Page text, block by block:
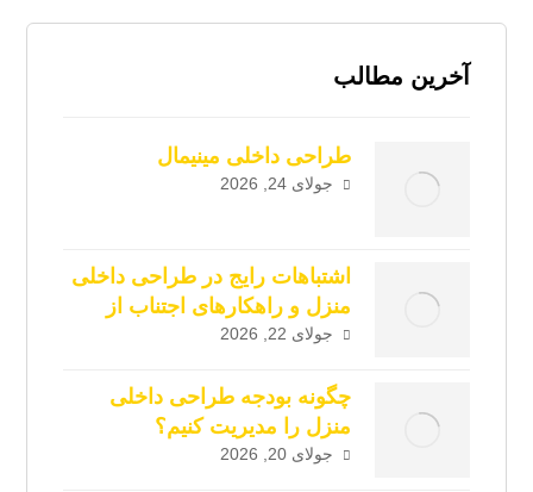
آخرین مطالب
طراحی داخلی مینیمال
جولای 24, 2026
اشتباهات رایج در طراحی داخلی
منزل و راهکارهای اجتناب از
آن‌هاجولای 22, 2026
چگونه بودجه طراحی داخلی
منزل را مدیریت کنیم؟
جولای 20, 2026